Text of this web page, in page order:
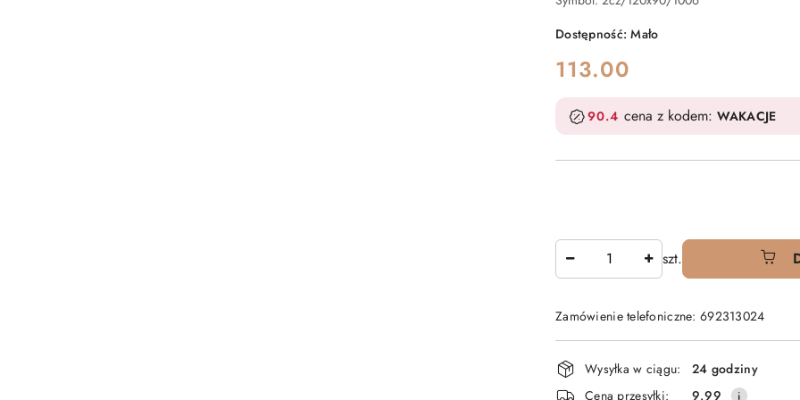
Dostępność:Mało
cena:
113.00
90.4 cena z kodem: WAKACJE
szt.
Zamówienie telefoniczne: 692313024
Dostępność
i
Wysyłka w ciągu:
24 godziny
Cena przesyłki:
9.99